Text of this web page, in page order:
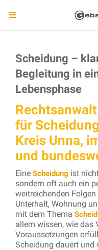
Scheidung –
Begleitung in
Lebensphase
für
Kreis Unna,
und
Eine Scheidung ist
sondern oft auch ein
weitreichenden
Unterhalt, Wohnung
mit dem Thema
allem wissen, wie das
Voraussetzungen
Scheidung dauert